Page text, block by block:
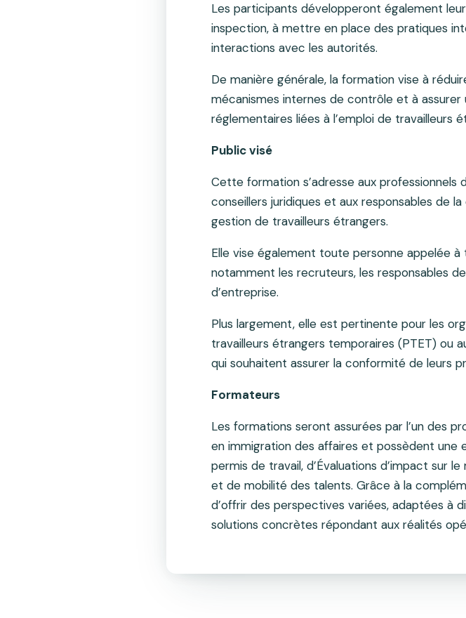
Les participants développeront également
inspection, à mettre en place des pratiques
interactions avec les autorités.
De manière générale, la formation vise à
mécanismes internes de contrôle et à
réglementaires liées à l’emploi de travailleurs
Public visé
Cette formation s’adresse aux professionnels
conseillers juridiques et aux responsables de
gestion de travailleurs étrangers.
Elle vise également toute personne appelée
notamment les recruteurs, les responsables
d’entreprise.
Plus largement, elle est pertinente pour les
travailleurs étrangers temporaires (PTET) ou
qui souhaitent assurer la conformité de leurs
Formateurs
Les formations seront assurées par l’un des
en immigration des affaires et possèdent
permis de travail, d’Évaluations d’impact sur
et de mobilité des talents. Grâce à la
d’offrir des perspectives variées, adaptées à
solutions concrètes répondant aux réalités